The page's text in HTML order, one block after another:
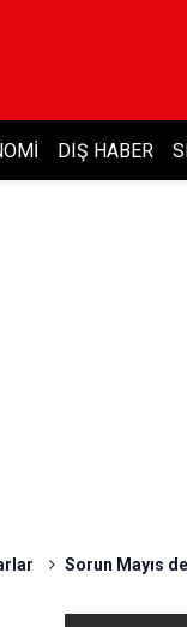
DIŞ HABER
Sorun Mayıs